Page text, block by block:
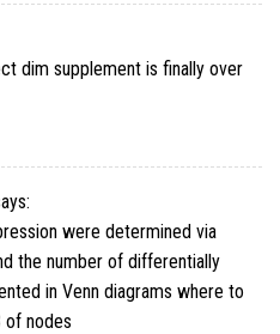
dim supplement is finally over
were determined via
the number of differentially
in Venn diagrams where to
of nodes